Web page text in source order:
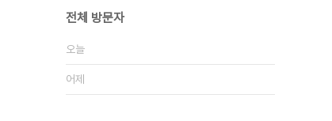
전체 방문자
오늘
어제